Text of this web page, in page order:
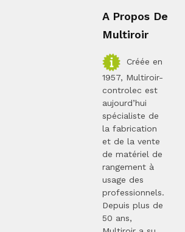
A Propos De
Multiroir
Créée en
1957, Multiroir-
controlec est
aujourd’hui
spécialiste de
la fabrication
et de la vente
de matériel de
rangement à
usage des
professionnels.
Depuis plus de
50 ans,